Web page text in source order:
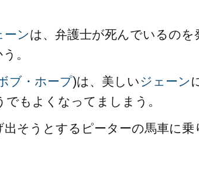
ーンは、弁護士が死んでいるのを
。
ブ・ホープ)は、美しいジェーン
もよくなってましまう。
そうとするピーターの馬車に乗